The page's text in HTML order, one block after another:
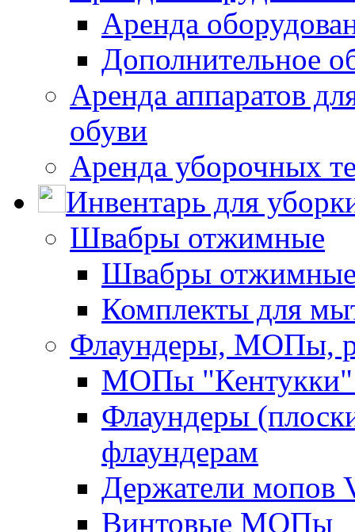
Аренда
Дополнительное
Аренда аппаратов
обуви
Аренда уборочных
Инвентарь для
Швабры отжимные
Швабры
Комплекты для
Флаундеры, МОПы,
МОПы "Кентукки"
Флаундеры
флаундерам
Держатели мопов
Винтовые МОПы